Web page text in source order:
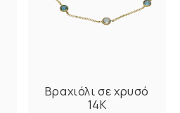
Βραχιόλι σε χρυσό
14Κ